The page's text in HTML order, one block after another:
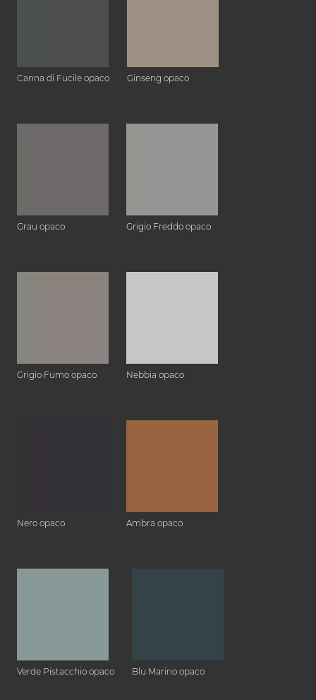
Canna di Fucile opaco Ginseng opaco
Grau opaco Grigio Freddo opaco
Grigio Fumo opaco Nebbia opaco
Nero opaco Ambra opaco
Verde Pistacchio opaco Blu Marino opaco